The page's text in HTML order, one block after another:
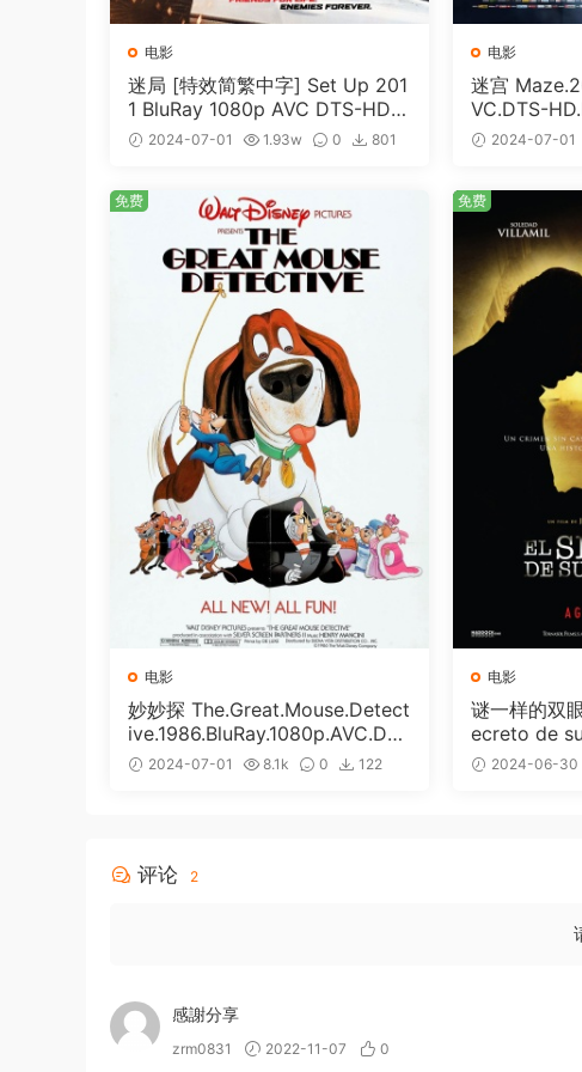
电影
迷局 [特效简繁中字] Set Up 201
1 BluRay 1080p AVC DTS-HD
MA5.1-shhaclm@CHDBits [BDI
2024-07-01 1.93w 0
801
电影
迷宫
VC.DTS-
me [BDISO
2024-07-01
电影
妙妙探 The.Great.Mouse.Detect
ive.1986.BluRay.1080p.AVC.DT
S-HD.MA.5.1-HDHome [BDISO
2024-07-01 8.1k 0
122
免费
电影
谜一样的双
ecreto de
p Blu-ray
2024-06-30
免费
评论 2
感謝分享
zrm0831 2022-11-07 0